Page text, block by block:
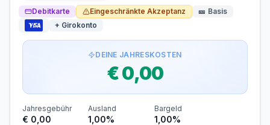
Automatischer Einzug
Der Rechnungsbetrag wird automatisch per SEPA-
Debitkarte Eingeschränkte Akzeptanz 🎫 Basis
+ Girokonto
DEINE JAHRESKOSTEN
€ 0,00
Jahresgebühr
€ 0,00
Ausland
1,00%
Bargeld
1,00%